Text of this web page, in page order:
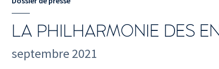
LA PHILHARMONIE DES
septembre 2021